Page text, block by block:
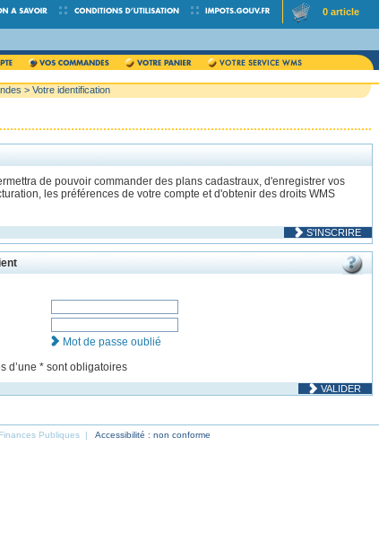
> Votre identification
de pouvoir commander des plans cadastraux, d'enregistrer vos
les préférences de votre compte et d'obtenir des droits WMS
S'INSCRIRE
Mot de passe oublié
dʼune * sont obligatoires
VALIDER
0 article
Publiques | Accessibilité : non conforme